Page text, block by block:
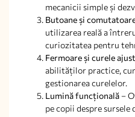
mecanicii simple și
Butoane și
utilizarea reală a
curiozitatea pentru
Fermoare și curele
abilităților practice,
gestionarea curelelor.
Lumină funcțională –
pe copii despre sursele